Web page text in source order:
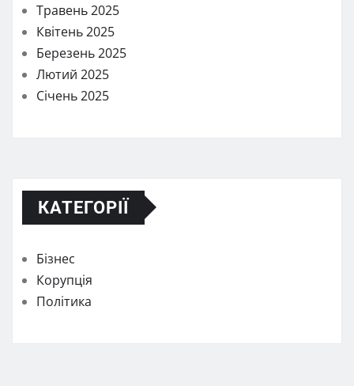
Травень 2025
Квітень 2025
Березень 2025
Лютий 2025
Січень 2025
КАТЕГОРІЇ
Бізнес
Корупція
Політика